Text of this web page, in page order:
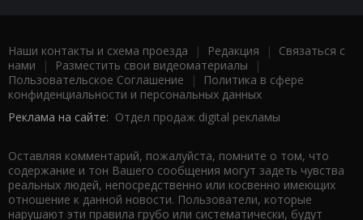
Наши контакты и схема проезда | Редакция | Связаться с
нами | Разместить свои видеоматериалы |
Пользовательское Соглашение |
Политика в сфере
конфиденциальности и персональных данных
Реклама на сайте: Отдел продаж digital рекламы
Оставляя комментарий, пожалуйста, помните о том, что
содержание и тон Вашего сообщения могут задеть чувства
реальных людей, непосредственно или косвенно имеющих
отношение к данной новости. Пользователи, которые
нарушают эти правила грубо или систематически, будут